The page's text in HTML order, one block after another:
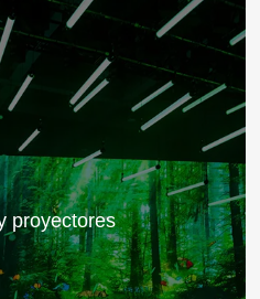
proyectores